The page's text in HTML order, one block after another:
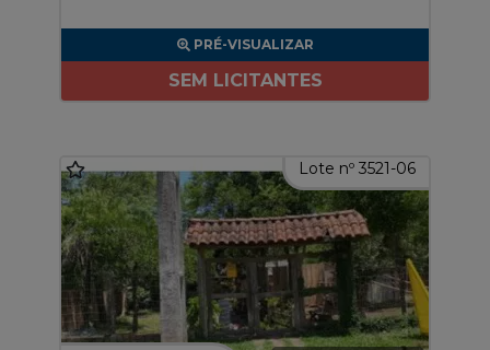
PRÉ-VISUALIZAR
SEM LICITANTES
Lote nº 3521-06